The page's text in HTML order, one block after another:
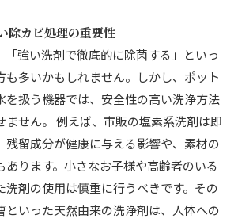
除カビ処理の重要性
「強い洗剤で徹底的に除菌する」といっ
も多いかもしれません。しかし、ポット
を扱う機器では、安全性の高い洗浄方法
ません。 例えば、市販の塩素系洗剤は即
残留成分が健康に与える影響や、素材の
あります。小さなお子様や高齢者のいる
洗剤の使用は慎重に行うべきです。その
といった天然由来の洗浄剤は、人体への